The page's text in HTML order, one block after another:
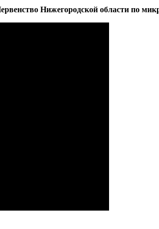
Нижегородской области по